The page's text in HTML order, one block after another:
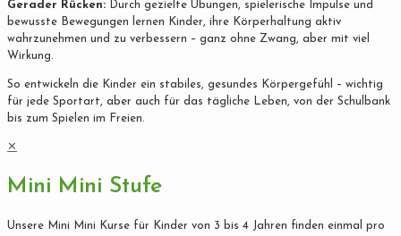
Gerader Rücken: Durch gezielte Übungen, spielerische Impulse und
bewusste Bewegungen lernen Kinder, ihre Körperhaltung aktiv
wahrzunehmen und zu verbessern – ganz ohne Zwang, aber mit viel
Wirkung.
So entwickeln die Kinder ein stabiles, gesundes Körpergefühl – wichtig
für jede Sportart, aber auch für das tägliche Leben, von der Schulbank
bis zum Spielen im Freien.
✕
Mini Mini Stufe
Unsere Mini Mini Kurse für Kinder von 3 bis 4 Jahren finden einmal pro